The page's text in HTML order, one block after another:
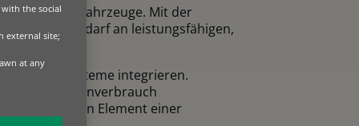
für Elektrofahrzeuge. Mit der
der Bedarf an leistungsfähigen,
integrieren.
und den Eigenverbrauch
zentralen Element einer
the social
external site;
at any